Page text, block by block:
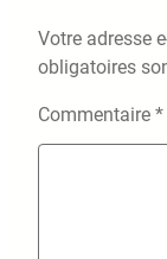
Votre adresse
obligatoires
Commentaire *